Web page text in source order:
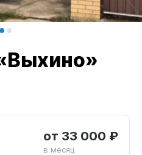
от 33 000 ₽
в месяц